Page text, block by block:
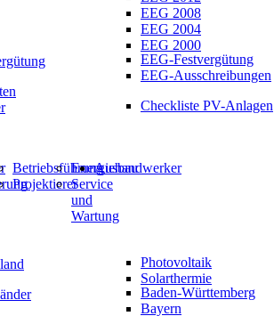
EEG 2008
EEG 2004
EEG 2000
EEG-Festvergütung
EEG-Ausschreibungen
Checkliste PV-Anlagen
BetriebsführungEnergiehandwerker
ProjektiererService
und
Wartung
Ausbau
Photovoltaik
Solarthermie
Baden-Württemberg
Bayern